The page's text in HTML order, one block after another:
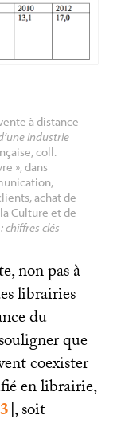
à distance
industrie
coll.
», dans
achat de
Culture et de
chiffres clés
non pas à
librairies
du
que
coexister
en librairie,
3], soit